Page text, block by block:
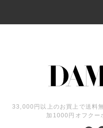
33,000円以上のお買上で送料
加1000円オフクー